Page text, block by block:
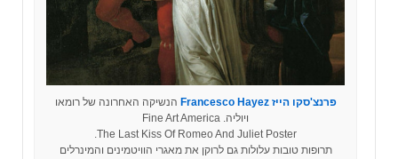
פרנצ'סקו הייז Francesco Hayez הנשיקה האחרונה של רומאו
ויוליה. Fine Art America
The Last Kiss Of Romeo And Juliet Poster.
תרופות טובות עלולות גם לרוקן את מאגרי הוויטמינים והמינרלים